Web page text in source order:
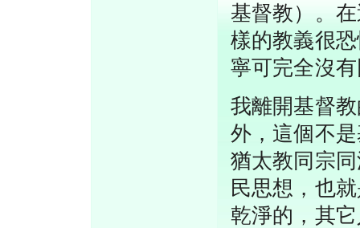
基督教）。
樣的教義很
寧可完全沒
我離開基督
外，這個不
猶太教同宗
民思想，也
乾淨的，其